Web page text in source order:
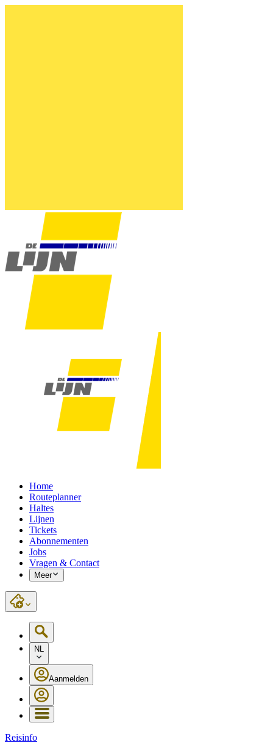
Home
Routeplanner
Haltes
Lijnen
Tickets
Abonnementen
Jobs
Vragen & Contact
Meer
NL
Aanmelden
Reisinfo